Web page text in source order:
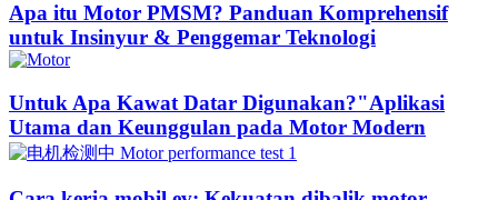
Apa itu Motor PMSM? Panduan Komprehensif
untuk Insinyur & Penggemar Teknologi
Untuk Apa Kawat Datar Digunakan?"Aplikasi
Utama dan Keunggulan pada Motor Modern